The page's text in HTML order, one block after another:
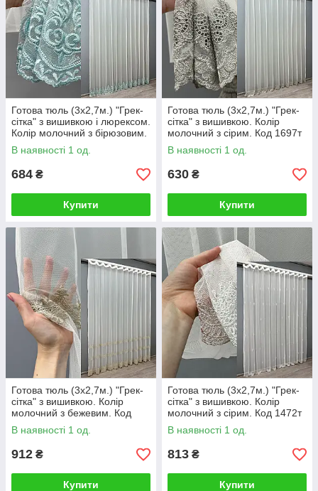
Готова тюль (3х2,7м.) "Грек-
сітка" з вишивкою і люрексом.
Колір молочний з бірюзовим.
Код 1696т 42-0737
В наявності 1 од.
684 ₴
Купити
Готова тюль (3х2,7м.) "Грек-
сітка" з вишивкою. Колір
молочний з сірим. Код 1697т
42-0734
В наявності 1 од.
630 ₴
Купити
Готова тюль (3х2,7м.) "Грек-
сітка" з вишивкою. Колір
молочний з бежевим. Код
1473т 40-404
В наявності 1 од.
912 ₴
Купити
Готова тюль (3х2,7м.) "Грек-
сітка" з вишивкою. Колір
молочний з сірим. Код 1472т
40-403
В наявності 1 од.
813 ₴
Купити